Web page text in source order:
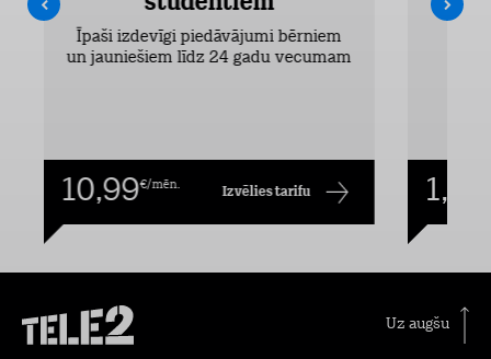
Īpaši izdevīgi piedāvājumi bērniem
un jauniešiem līdz 24 gadu vecumam
10,99€/mēn. Izvēlies tarifu 1,00
Uz augšu